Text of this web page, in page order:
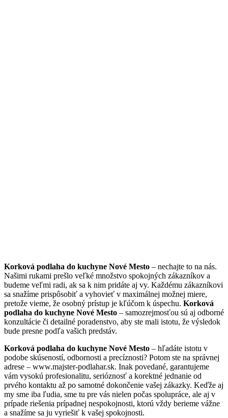
Korková podlaha do kuchyne Nové Mesto – nechajte to na nás.
Našimi rukami prešlo veľké množstvo spokojných zákazníkov a
budeme veľmi radi, ak sa k nim pridáte aj vy. Každému zákazníkovi
sa snažíme prispôsobiť a vyhovieť v maximálnej možnej miere,
pretože vieme, že osobný prístup je kľúčom k úspechu. Korková
podlaha do kuchyne Nové Mesto – samozrejmosťou sú aj odborné
konzultácie či detailné poradenstvo, aby ste mali istotu, že výsledok
bude presne podľa vašich predstáv.
Korková podlaha do kuchyne Nové Mesto – hľadáte istotu v
podobe skúseností, odbornosti a precíznosti? Potom ste na správnej
adrese – www.majster-podlahar.sk. Inak povedané, garantujeme
vám vysokú profesionalitu, serióznosť a korektné jednanie od
prvého kontaktu až po samotné dokončenie vašej zákazky. Keďže aj
my sme iba ľudia, sme tu pre vás nielen počas spolupráce, ale aj v
prípade riešenia prípadnej nespokojnosti, ktorú vždy berieme vážne
a snažíme sa ju vyriešiť k vašej spokojnosti.